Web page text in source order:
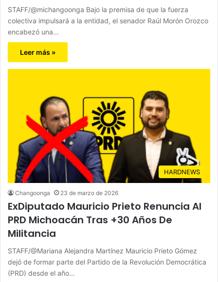
STAFF/@michangoonga Bajo la premisa de que la fuerza
colectiva impulsará a la entidad, el senador Raúl Morón Orozco
encabezó una…
Leer más »
HARDNEWS
Changoonga 23 de marzo de 2026
ExDiputado Mauricio Prieto Renuncia Al
PRD Michoacán Tras +30 Años De
Militancia
STAFF/@Mariana Alejandra Martínez Mauricio Prieto Gómez
dejó de formar parte del Partido de la Revolución Democrática
(PRD) desde el año…